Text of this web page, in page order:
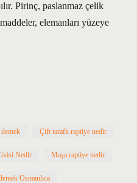
Pirinç, paslanmaz çelik
elemanları yüzeye
Çift taraflı raptiye nedir
Nedir Maşa raptiye nedir
Osmanlıca